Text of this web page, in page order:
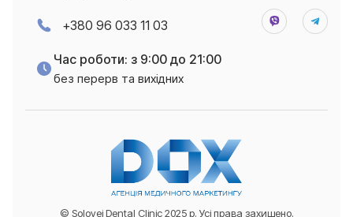
+380 96 033 11 03
Час роботи: з 9:00 до 21:00
без перерв та вихідних
© Solovei Dental Clinic 2025 р. Усі права захищено.